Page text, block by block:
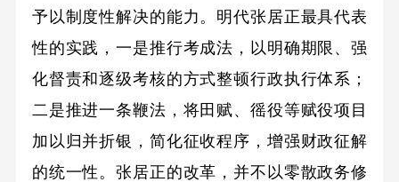
予以制度性解决的能力。明代张居正最具代表
性的实践，一是推行考成法，以明确期限、强
化督责和逐级考核的方式整顿行政执行体系；
二是推进一条鞭法，将田赋、徭役等赋役项目
加以归并折银，简化征收程序，增强财政征解
的统一性。张居正的改革，并不以零散政务修